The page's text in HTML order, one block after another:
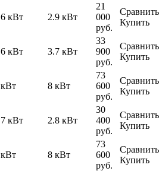
кВт 2.9 кВт
21
000
руб.
Сравнить
Купить
кВт 3.7 кВт
33
900
руб.
Сравнить
Купить
8 кВт
73
600
руб.
Сравнить
Купить
кВт 2.8 кВт
30
400
руб.
Сравнить
Купить
8 кВт
73
600
руб.
Сравнить
Купить